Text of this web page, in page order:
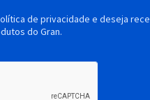
de privacidade e deseja
do Gran.